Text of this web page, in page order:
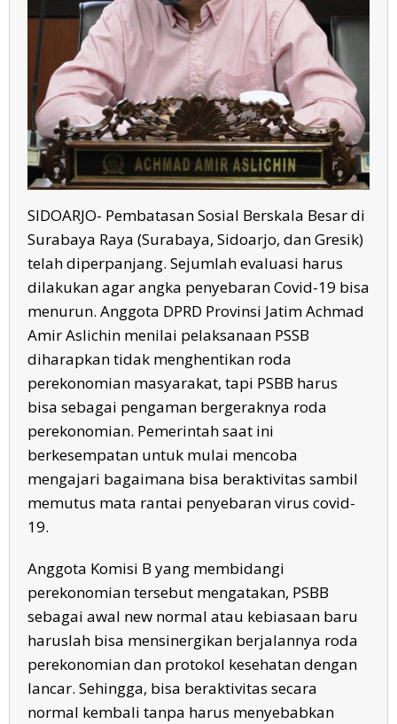
SIDOARJO- Pembatasan Sosial Berskala Besar di
Surabaya Raya (Surabaya, Sidoarjo, dan Gresik)
telah diperpanjang. Sejumlah evaluasi harus
dilakukan agar angka penyebaran Covid-19 bisa
menurun. Anggota DPRD Provinsi Jatim Achmad
Amir Aslichin menilai pelaksanaan PSSB
diharapkan tidak menghentikan roda
perekonomian masyarakat, tapi PSBB harus
bisa sebagai pengaman bergeraknya roda
perekonomian. Pemerintah saat ini
berkesempatan untuk mulai mencoba
mengajari bagaimana bisa beraktivitas sambil
memutus mata rantai penyebaran virus covid-
19.
Anggota Komisi B yang membidangi
perekonomian tersebut mengatakan, PSBB
sebagai awal new normal atau kebiasaan baru
haruslah bisa mensinergikan berjalannya roda
perekonomian dan protokol kesehatan dengan
lancar. Sehingga, bisa beraktivitas secara
normal kembali tanpa harus menyebabkan